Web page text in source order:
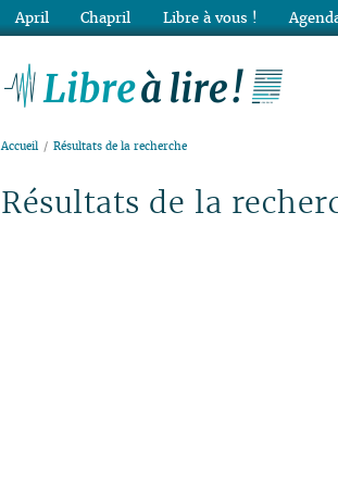
Accueil Résultats de la recherche
Résultats de la
April Chapril Libre à vous !